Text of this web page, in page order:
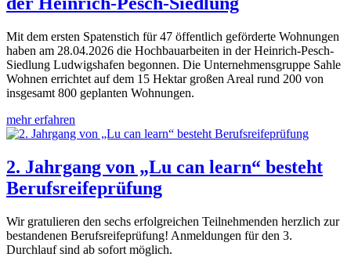
Mit dem ersten Spatenstich für 47 öffentlich geförderte Wohnungen
haben am 28.04.2026 die Hochbauarbeiten in der Heinrich-Pesch-
Siedlung Ludwigshafen begonnen. Die Unternehmensgruppe Sahle
Wohnen errichtet auf dem 15 Hektar großen Areal rund 200 von
insgesamt 800 geplanten Wohnungen.
mehr erfahren
2. Jahrgang von „Lu can learn“ besteht
Berufsreifeprüfung
Wir gratulieren den sechs erfolgreichen Teilnehmenden herzlich zur
bestandenen Berufsreifeprüfung! Anmeldungen für den 3.
Durchlauf sind ab sofort möglich.